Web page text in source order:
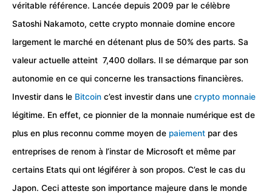
véritable référence. Lancée depuis 2009 par le célèbre
Satoshi Nakamoto, cette crypto monnaie domine encore
largement le marché en détenant plus de 50% des parts. Sa
valeur actuelle atteint 7,400 dollars. Il se démarque par son
autonomie en ce qui concerne les transactions financières.
Investir dans le Bitcoin c’est investir dans une crypto monnaie
légitime. En effet, ce pionnier de la monnaie numérique est de
plus en plus reconnu comme moyen de paiement par des
entreprises de renom à l’instar de Microsoft et même par
certains Etats qui ont légiférer à son propos. C’est le cas du
Japon. Ceci atteste son importance majeure dans le monde